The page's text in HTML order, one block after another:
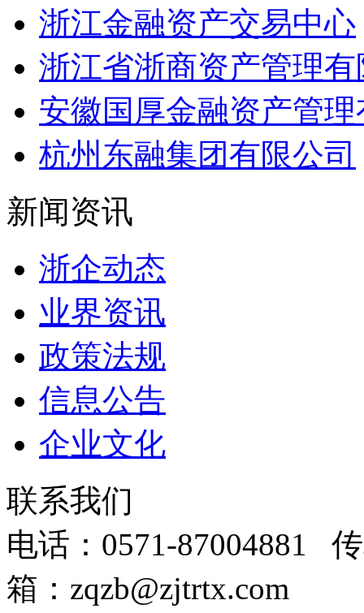
浙江金融资产交易中心
浙江省浙商资产管理
安徽国厚金融资产管
杭州东融集团有限公司
新闻资讯
浙企动态
业界资讯
政策法规
信息公告
企业文化
联系我们
电话：0571-87004881
箱：zqzb@zjtrtx.com